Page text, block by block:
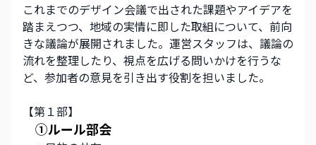
これまでのデザイン会議で出された課題やアイデアを
踏まえつつ、地域の実情に即した取組について、前向
きな議論が展開されました。運営スタッフは、議論の
流れを整理したり、視点を広げる問いかけを行うな
ど、参加者の意見を引き出す役割を担いました。
【第１部】
①ルール部会